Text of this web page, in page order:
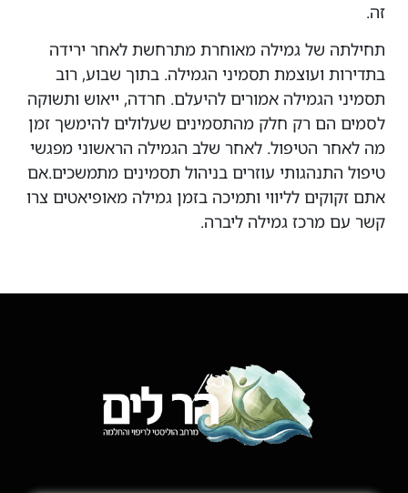
זה.
תחילתה של גמילה מאוחרת מתרחשת לאחר ירידה
בתדירות ועוצמת תסמיני הגמילה. בתוך שבוע, רוב
תסמיני הגמילה אמורים להיעלם. חרדה, ייאוש ותשוקה
לסמים הם רק חלק מהתסמינים שעלולים להימשך זמן
מה לאחר הטיפול. לאחר שלב הגמילה הראשוני מפגשי
טיפול התנהגותי עוזרים בניהול תסמינים מתמשכים.אם
אתם זקוקים לליווי ותמיכה בזמן גמילה מאופיאטים צרו
קשר עם מרכז גמילה ליברה.